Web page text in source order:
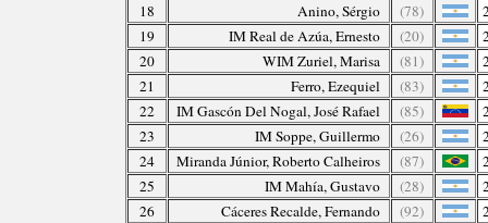
18
Anino, Sérgio (78)
19
IM Real de Azúa, Ernesto (20)
20
WIM Zuriel, Marisa (81)
21
Ferro, Ezequiel (83)
22
IM Gascón Del Nogal, José Rafael (85)
23
IM Soppe, Guillermo (26)
24
Miranda Júnior, Roberto Calheiros (87)
25
IM Mahía, Gustavo (28)
26
Cáceres Recalde, Fernando (92)